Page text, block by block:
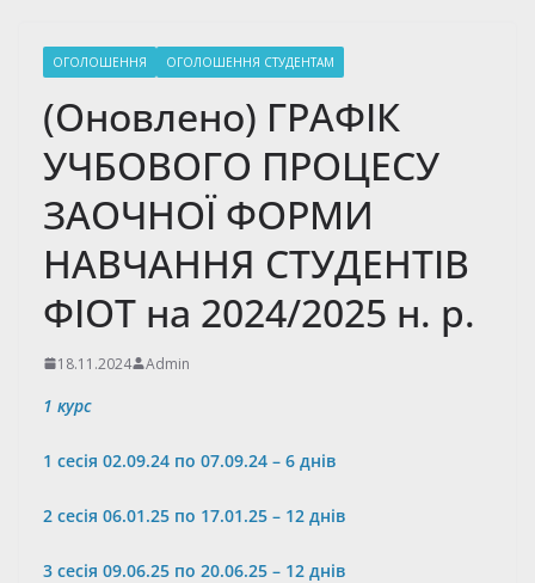
ОГОЛОШЕННЯ ОГОЛОШЕННЯ СТУДЕНТАМ
(Оновлено) ГРАФІК
УЧБОВОГО ПРОЦЕСУ
ЗАОЧНОЇ ФОРМИ
НАВЧАННЯ СТУДЕНТІВ
ФІОТ на 2024/2025 н. р.
18.11.2024 Admin
1 курс
1 сесія 02.09.24 по 07.09.24 – 6 днів
2 сесія 06.01.25 по 17.01.25 – 12 днів
3 сесія 09.06.25 по 20.06.25 – 12 днів